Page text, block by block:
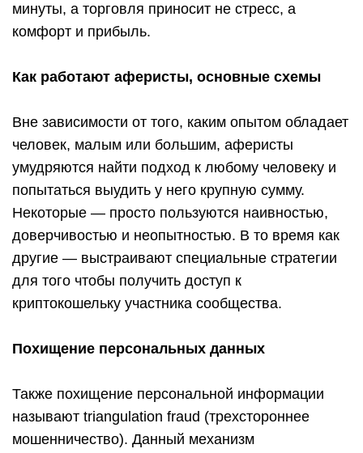
минуты, а торговля приносит не стресс, а
комфорт и прибыль.
Как работают аферисты, основные схемы
Вне зависимости от того, каким опытом обладает
человек, малым или большим, аферисты
умудряются найти подход к любому человеку и
попытаться выудить у него крупную сумму.
Некоторые — просто пользуются наивностью,
доверчивостью и неопытностью. В то время как
другие — выстраивают специальные стратегии
для того чтобы получить доступ к
криптокошельку участника сообщества.
Похищение персональных данных
Также похищение персональной информации
называют triangulation fraud (трехстороннее
мошенничество). Данный механизм